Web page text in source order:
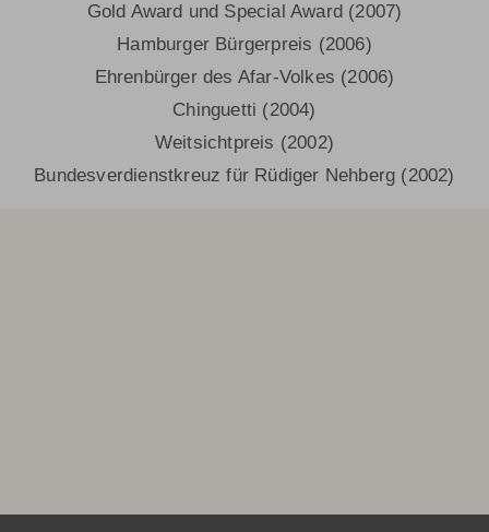
Gold Award und Special Award (2007)
Hamburger Bürgerpreis (2006)
Ehrenbürger des Afar-Volkes (2006)
Chinguetti (2004)
Weitsichtpreis (2002)
Bundesverdienstkreuz für Rüdiger Nehberg (2002)